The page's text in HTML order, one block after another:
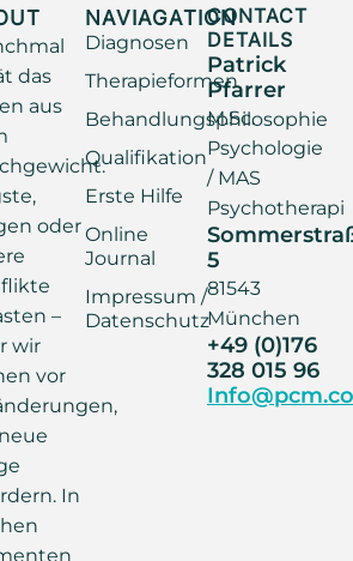
das
aus
oder
–
wir
vor
In
NAVIAGATION
Diagnosen
Therapieformen
Behandlungsphilosophie
Qualifikation
Erste Hilfe
Online
Journal
Impressum /
Datenschutz
CONTACT
DETAILS
Patrick
Pfarrer
M.Sc.
Psychologie
/ MAS
Psychotherapi
5
81543
München
+49 (0)176
328 015 96